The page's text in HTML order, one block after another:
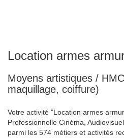
Location armes
Moyens artistiques /
maquillage, coiffure)
Votre activité "Location armes
Professionnelle Cinéma,
parmi les 574 métiers et activités